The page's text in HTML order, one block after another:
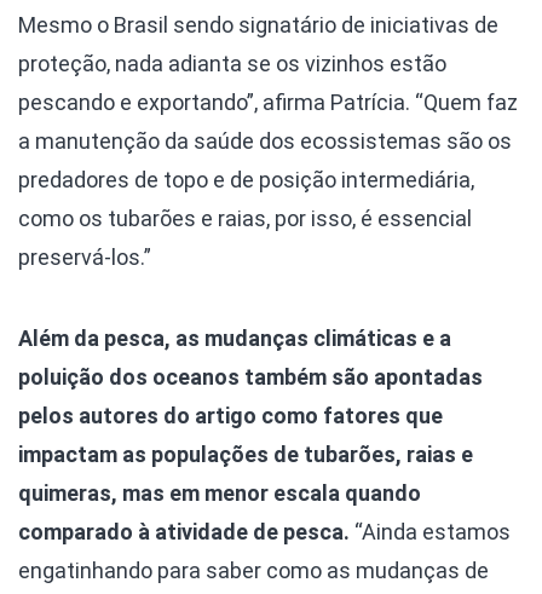
Mesmo o Brasil sendo signatário de iniciativas de
proteção, nada adianta se os vizinhos estão
pescando e exportando”, afirma Patrícia. “Quem faz
a manutenção da saúde dos ecossistemas são os
predadores de topo e de posição intermediária,
como os tubarões e raias, por isso, é essencial
preservá-los.”
Além da pesca, as mudanças climáticas e a
poluição dos oceanos também são apontadas
pelos autores do artigo como fatores que
impactam as populações de tubarões, raias e
quimeras, mas em menor escala quando
comparado à atividade de pesca. “Ainda estamos
engatinhando para saber como as mudanças de